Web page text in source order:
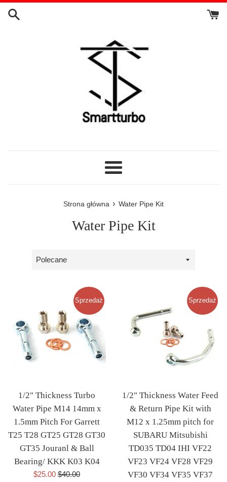
Przejdź
Menu
Strona główna › Water Pipe Kit
Water Pipe Kit
Sortuj
1/2" Thickness Turbo
Water Pipe M14 14mm x
1.5mm Pitch For Garrett
T25 T28 GT25 GT28 GT30
GT35 Jouranl & Ball
Bearing/ KKK K03 K04
Cena
$25.00 Cena
$40.00
Sprzedaż
1/2" Thickness Water Feed
& Return Pipe Kit with
M12 x 1.25mm pitch for
SUBARU Mitsubishi
TD035 TD04 IHI VF22
VF23 VF24 VF28 VF29
VF30 VF34 VF35 VF37
Sprzedaż